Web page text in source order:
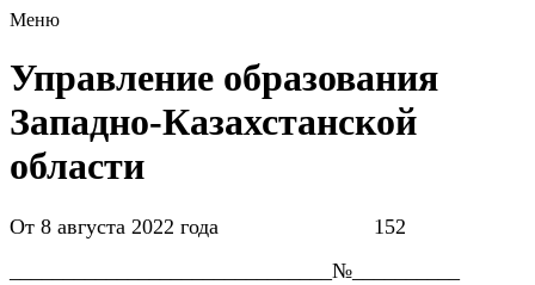
Меню
Управление образования
Западно-Казахстанской
области
От 8 августа 2022 года 152
______________________________№__________